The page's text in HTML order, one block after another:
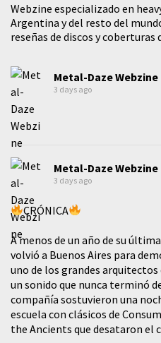
Webzine especializado en
Argentina y del resto del
reseñas de discos y coberturas
Metal-Daze Webzine
3 days ago
Metal-Daze Webzine
3 days ago
CRÓNICA
A menos de un año de su
volvió a Buenos Aires para
uno de los grandes
un sonido que nunca terminó
compañía sostuvieron una
escuela con clásicos de
the Ancients que desataron el